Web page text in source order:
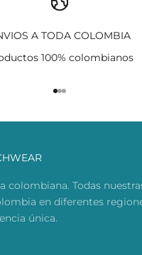
A TODA COLOMBIA
100% colombianos
Ir al artículo 1
Ir al artículo 2
Ir al artículo 3
colombiana. Todas
en diferentes
única.